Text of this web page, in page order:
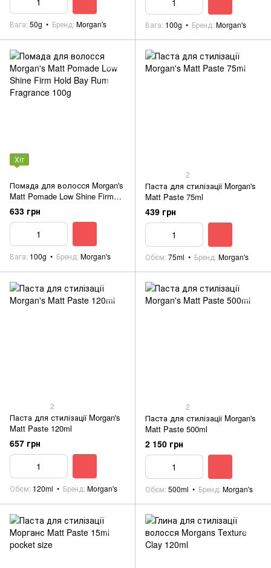
Вага 50g Бренд Morgan's Вага 100g Бренд Morgan's
Хіт
Помада для волосся Morgan's
Matt Pomade Low Shine Firm
Hold Bay Rum Fragrance 100g
633 грн
Вага 100g Бренд Morgan's
2
Паста для стилізації Morgan's
Matt Paste 75ml
439 грн
Обєм 75ml Бренд Morgan's
2
Паста для стилізації Morgan's
Matt Paste 120ml
657 грн
Обєм 120ml Бренд Morgan's
2
Паста для стилізації Morgan's
Matt Paste 500ml
2 150 грн
Обєм 500ml Бренд Morgan's